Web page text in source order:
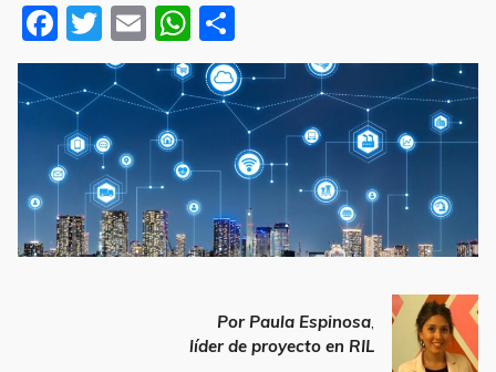
F
a
c
e
b
o
o
k
T
w
it
te
r
E
m
ai
l
W
h
at
A
p
p
h
ar
e
Por Paula Espinosa,
líder de proyecto en RIL